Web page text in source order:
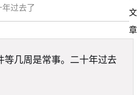
过去了
等几周是常事。二十年过去
文
章